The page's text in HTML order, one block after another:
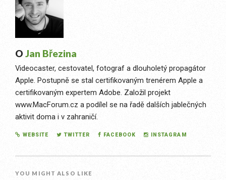
O Jan Březina
Videocaster, cestovatel, fotograf a dlouholetý propagátor
Apple. Postupně se stal certifikovaným trenérem Apple a
certifikovaným expertem Adobe. Založil projekt
www.MacForum.cz a podílel se na řadě dalších jablečných
aktivit doma i v zahraničí.
WEBSITE TWITTER FACEBOOK INSTAGRAM
YOU MIGHT ALSO LIKE